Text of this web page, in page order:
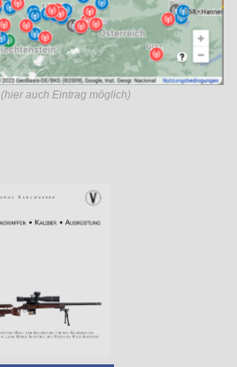
(hier auch Eintrag möglich)